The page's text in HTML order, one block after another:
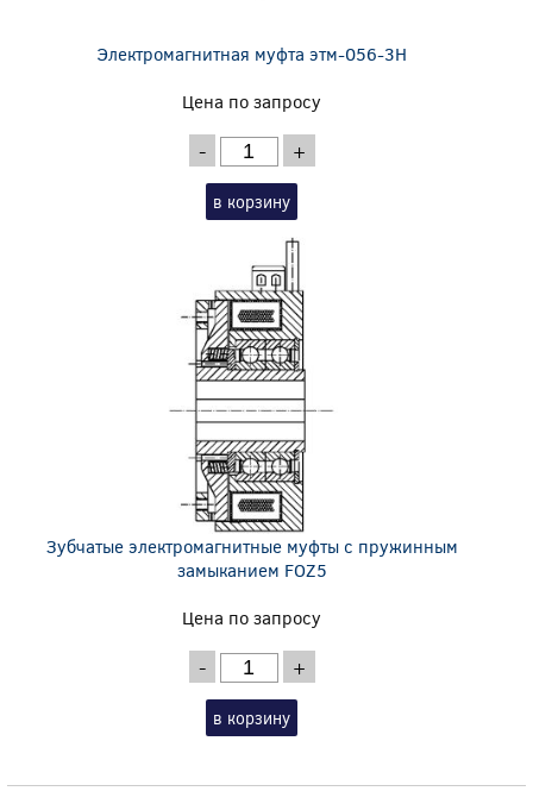
Электромагнитная муфта этм-056-3Н
Цена по запросу
- +
в корзину
Зубчатые электромагнитные муфты с пружинным
замыканием FOZ5
Цена по запросу
- +
в корзину